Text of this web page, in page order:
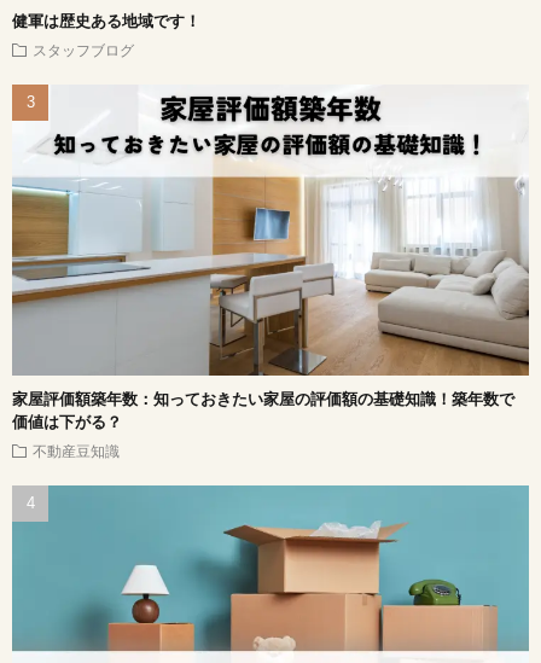
健軍は歴史ある地域です！
スタッフブログ
家屋評価額築年数：知っておきたい家屋の評価額の基礎知識！築年数で
価値は下がる？
不動産豆知識